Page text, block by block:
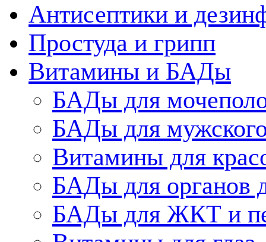
Антисептики и
Простуда и грипп
Витамины и БАДы
БАДы для
БАДы для
Витамины для
БАДы для органов
БАДы для ЖКТ и